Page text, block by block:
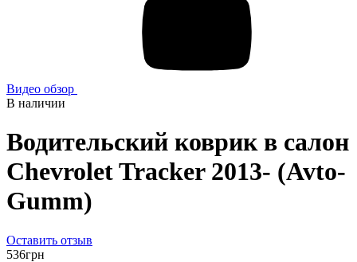
Видео обзор
В наличии
Водительский коврик в салон
Chevrolet Tracker 2013- (Avto-
Gumm)
Оставить отзыв
536грн